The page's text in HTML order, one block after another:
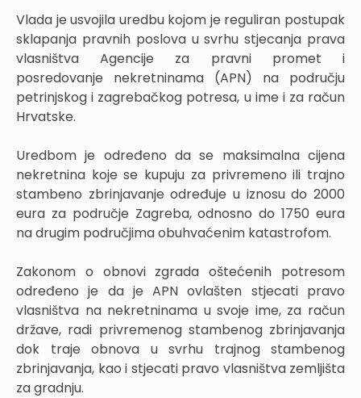
Vlada je usvojila uredbu kojom je reguliran postupak
sklapanja pravnih poslova u svrhu stjecanja prava
vlasništva Agencije za pravni promet i
posredovanje nekretninama (APN) na području
petrinjskog i zagrebačkog potresa, u ime i za račun
Hrvatske.
Uredbom je određeno da se maksimalna cijena
nekretnina koje se kupuju za privremeno ili trajno
stambeno zbrinjavanje određuje u iznosu do 2000
eura za područje Zagreba, odnosno do 1750 eura
na drugim područjima obuhvaćenim katastrofom.
Zakonom o obnovi zgrada oštećenih potresom
određeno je da je APN ovlašten stjecati pravo
vlasništva na nekretninama u svoje ime, za račun
države, radi privremenog stambenog zbrinjavanja
dok traje obnova u svrhu trajnog stambenog
zbrinjavanja, kao i stjecati pravo vlasništva zemljišta
za gradnju.